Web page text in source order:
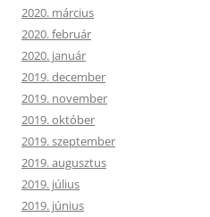
2020. március
2020. február
2020. január
2019. december
2019. november
2019. október
2019. szeptember
2019. augusztus
2019. július
2019. június